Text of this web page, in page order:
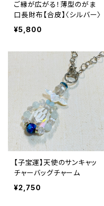
ご縁が広がる！薄型のがま
口長財布【合皮】〈シルバー〉
¥5,800
【子宝運】天使のサンキャッ
チャーバッグチャーム
¥2,750